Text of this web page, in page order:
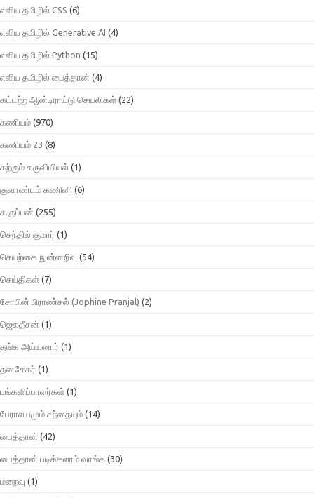
எளிய தமிழில் CSS (6)
எளிய தமிழில் Generative AI (4)
எளிய தமிழில் Python (15)
எளிய தமிழில் பைத்தான் (4)
கட்டற்ற ஆன்டிராய்டு செயலிகள் (22)
கணியம் (970)
கணியம் 23 (8)
கற்கும் கருவியியல் (1)
குவாண்டம் கணினி (6)
ச.குப்பன் (255)
செந்தில் குமார் (1)
செயற்கை நுன்னறிவு (54)
செய்திகள் (7)
சோபின் பிராண்சல் (Jophine Pranjal) (2)
ஜெகதீசன் (1)
தங்க அய்யனார் (1)
தனசேகர் (1)
பங்களிப்பாளர்கள் (1)
பேராலயமும் சந்தையும் (14)
பைத்தான் (42)
பைத்தான் படிக்கலாம் வாங்க (30)
மறைவு (1)